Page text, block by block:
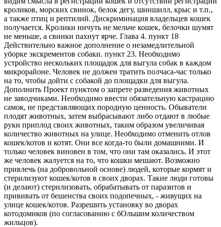
кроликов, морских свинок, белок дегу, шиншилл, крыс и т.п.,
а также птиц и рептилий. Дискриминация владельцев кошек
получается. Кролики ничуть не мельче кошек, белочки шумят
не меньше, а свинки пахнут ярче. Глава 4. пункт 18
Действительно важное дополнение о незамедлительной
уборке экскрементов собаки. пункт 23. Необходимо
устройство нескольких площадок для выгула собак в каждом
микрорайоне. Человек не должен тратить полчаса-час только
на то, чтобы дойти с собакой до площадки для выгула.
Дополнить Проект пунктом о запрете разведения животных
не заводчиками. Необходимо ввести обязательную кастрацию
самок, не представляющих породную ценность. Обыватели
плодят животных, затем выбрасывают либо отдают в любые
руки приплод своих животных, таким образом увеличивая
количество животных на улице. Необходимо отменить отлов
кошек/котов и котят. Они все когда-то были домашними. И
только человек виновен в том, что они там оказались. И этот
же человек жалуется на то, что кошки мешают. Возможно
привлечь (на добровольной основе) людей, которые кормят и
стерилизуют кошек/котов в своих дворах. Такие люди готовы
(и делают) стерилизовать, обрабатывать от паразитов и
прививать от бешенства своих подопечных, - живущих на
улице кошек/котов. Разрешить установку во дворах
котодомиков (по согласованию с бОльшим количеством
жильцов).